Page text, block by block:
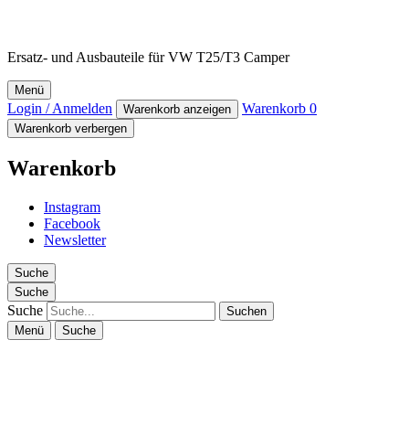
Ersatz- und Ausbauteile für VW T25/T3 Camper
Menü
Login / Anmelden Warenkorb anzeigen Warenkorb 0
Warenkorb verbergen
Warenkorb
Instagram
Facebook
Newsletter
Suche
Suche
Suche
Menü Suche